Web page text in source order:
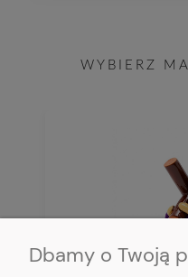
WYBIERZ
Dbamy o Twoją